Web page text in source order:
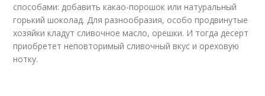
способами: добавить какао-порошок или натуральный
горький шоколад. Для разнообразия, особо продвинутые
хозяйки кладут сливочное масло, орешки. И тогда десерт
приобретет неповторимый сливочный вкус и ореховую
нотку.